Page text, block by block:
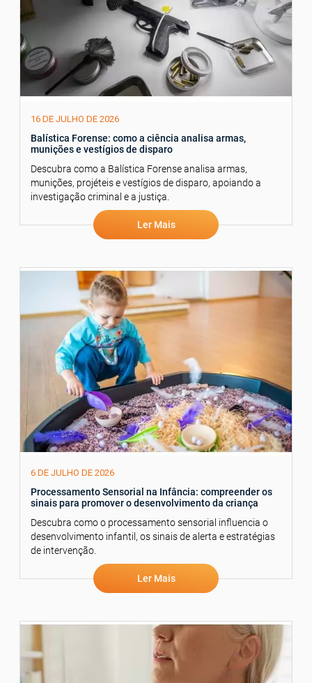
16 DE JULHO DE 2026
Balística Forense: como a ciência analisa armas,
munições e vestígios de disparo
Descubra como a Balística Forense analisa armas,
munições, projéteis e vestígios de disparo, apoiando a
investigação criminal e a justiça.
Ler Mais
6 DE JULHO DE 2026
Processamento Sensorial na Infância: compreender os
sinais para promover o desenvolvimento da criança
Descubra como o processamento sensorial influencia o
desenvolvimento infantil, os sinais de alerta e estratégias
de intervenção.
Ler Mais